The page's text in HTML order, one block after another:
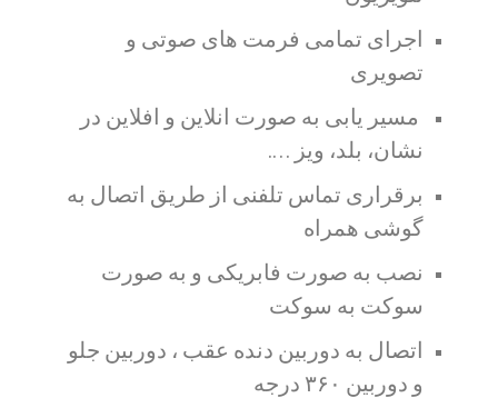
اجرای تمامی فرمت های صوتی و
تصویری
مسیر یابی به صورت انلاین و افلاین در
نشان، بلد، ویز ….
برقراری تماس تلفنی از طریق اتصال به
گوشی همراه
نصب به صورت فابریکی و به صورت
سوکت به سوکت
اتصال به دوربین دنده عقب ، دوربین جلو
و دوربین ۳۶۰ درجه